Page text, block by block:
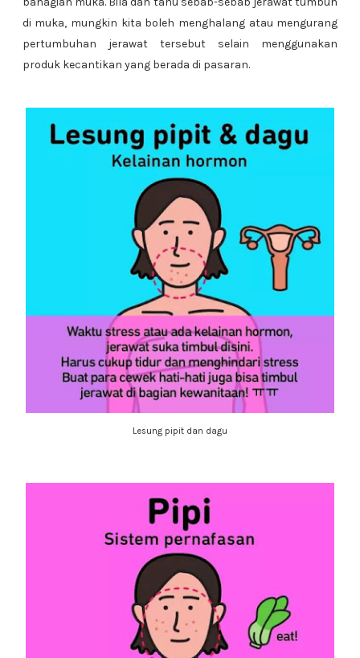
di muka, mungkin kita boleh menghalang atau mengurang
pertumbuhan jerawat tersebut selain menggunakan
produk kecantikan yang berada di pasaran.
Lesung pipit dan dagu